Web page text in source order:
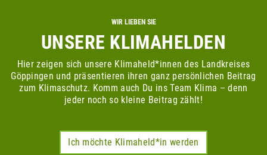
WIR LIEBEN SIE
UNSERE KLIMAHELDEN
Hier zeigen sich unsere Klimaheld*innen des Landkreises
Göppingen und präsentieren ihren ganz persönlichen Beitrag
zum Klimaschutz. Komm auch Du ins Team Klima – denn
jeder noch so kleine Beitrag zählt!
Ich möchte Klimaheld*in werden